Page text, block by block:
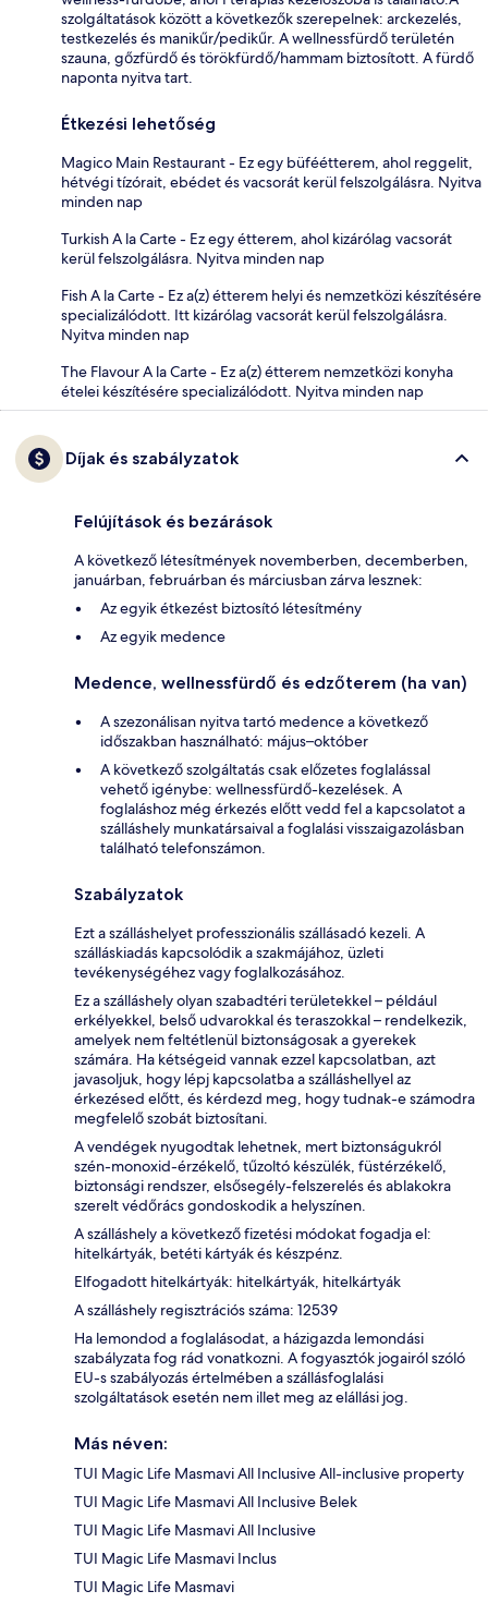
szolgáltatások között a következők szerepelnek: arckezelés,
testkezelés és manikűr/pedikűr. A wellnessfürdő területén
szauna, gőzfürdő és törökfürdő/hammam biztosított. A fürdő
naponta nyitva tart.
Étkezési lehetőség
Magico Main Restaurant - Ez egy büféétterem, ahol reggelit,
hétvégi tízórait, ebédet és vacsorát kerül felszolgálásra. Nyitva
minden nap
Turkish A la Carte - Ez egy étterem, ahol kizárólag vacsorát
kerül felszolgálásra. Nyitva minden nap
Fish A la Carte - Ez a(z) étterem helyi és nemzetközi készítésére
specializálódott. Itt kizárólag vacsorát kerül felszolgálásra.
Nyitva minden nap
The Flavour A la Carte - Ez a(z) étterem nemzetközi konyha
ételei készítésére specializálódott. Nyitva minden nap
Díjak és szabályzatok
Felújítások és bezárások
A következő létesítmények novemberben, decemberben,
januárban, februárban és márciusban zárva lesznek:
Az egyik étkezést biztosító létesítmény
Az egyik medence
Medence, wellnessfürdő és edzőterem (ha van)
A szezonálisan nyitva tartó medence a következő
időszakban használható: május–október
A következő szolgáltatás csak előzetes foglalással
vehető igénybe: wellnessfürdő-kezelések. A
foglaláshoz még érkezés előtt vedd fel a kapcsolatot a
szálláshely munkatársaival a foglalási visszaigazolásban
található telefonszámon.
Szabályzatok
Ezt a szálláshelyet professzionális szállásadó kezeli. A
szálláskiadás kapcsolódik a szakmájához, üzleti
tevékenységéhez vagy foglalkozásához.
Ez a szálláshely olyan szabadtéri területekkel – például
erkélyekkel, belső udvarokkal és teraszokkal – rendelkezik,
amelyek nem feltétlenül biztonságosak a gyerekek
számára. Ha kétségeid vannak ezzel kapcsolatban, azt
javasoljuk, hogy lépj kapcsolatba a szálláshellyel az
érkezésed előtt, és kérdezd meg, hogy tudnak-e számodra
megfelelő szobát biztosítani.
A vendégek nyugodtak lehetnek, mert biztonságukról
szén-monoxid-érzékelő, tűzoltó készülék, füstérzékelő,
biztonsági rendszer, elsősegély-felszerelés és ablakokra
szerelt védőrács gondoskodik a helyszínen.
A szálláshely a következő fizetési módokat fogadja el:
hitelkártyák, betéti kártyák és készpénz.
Elfogadott hitelkártyák: hitelkártyák, hitelkártyák
A szálláshely regisztrációs száma: 12539
Ha lemondod a foglalásodat, a házigazda lemondási
szabályzata fog rád vonatkozni. A fogyasztók jogairól szóló
EU-s szabályozás értelmében a szállásfoglalási
szolgáltatások esetén nem illet meg az elállási jog.
Más néven:
TUI Magic Life Masmavi All Inclusive All-inclusive property
TUI Magic Life Masmavi All Inclusive Belek
TUI Magic Life Masmavi All Inclusive
TUI Magic Life Masmavi Inclus
TUI Magic Life Masmavi